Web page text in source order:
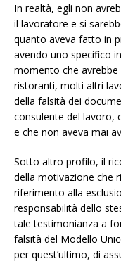
In realtà, egli non
il lavoratore e si
quanto aveva fatto in
avendo uno specifico
momento che
ristoranti, molti altri
della falsità dei
consulente del lavoro,
e che non aveva mai
Sotto altro profilo, il
della motivazione che
riferimento alla
responsabilità dello
tale testimonianza a
falsità del Modello
per quest’ultimo, di